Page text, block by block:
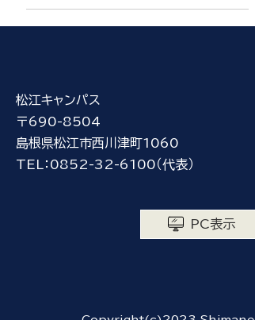
松江キャンパス
〒690-8504
島根県松江市西川津町1060
TEL：0852-32-6100（代表）
PC表示